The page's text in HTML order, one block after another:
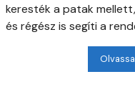
keresték a patak
és régész is segíti a